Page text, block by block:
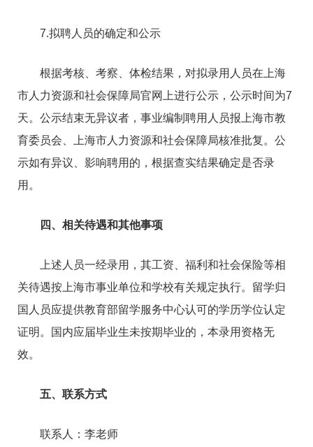
7.拟聘人员的确定和公示
根据考核、考察、体检结果，对拟录用人员在上海
市人力资源和社会保障局官网上进行公示，公示时间为7
天。公示结束无异议者，事业编制聘用人员报上海市教
育委员会、上海市人力资源和社会保障局核准批复。公
示如有异议、影响聘用的，根据查实结果确定是否录
用。
四、相关待遇和其他事项
上述人员一经录用，其工资、福利和社会保险等相
关待遇按上海市事业单位和学校有关规定执行。留学归
国人员应提供教育部留学服务中心认可的学历学位认定
证明。国内应届毕业生未按期毕业的，本录用资格无
效。
五、联系方式
联系人：李老师